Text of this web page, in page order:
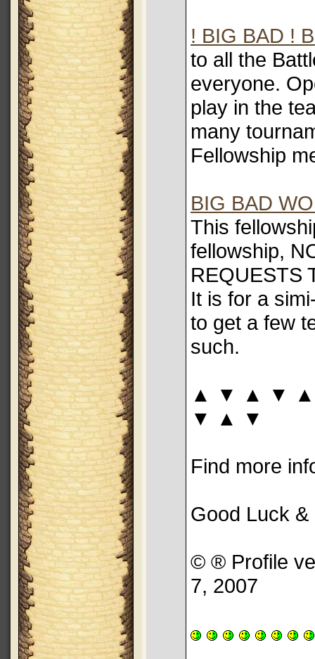
! BIG BAD !
to all the
everyone.
play in the
many
Fellowship
BIG BAD
This
fellowship,
REQUESTS
It is for a
to get a few
such.
▲ ▼ ▲ ▼
▼ ▲ ▼
Find more
Good Luck
© ® Profile
7, 2007